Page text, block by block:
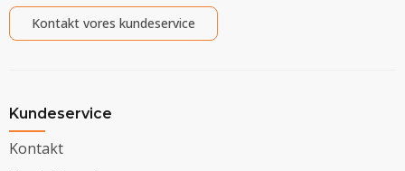
Kontakt vores kundeservice
Kundeservice
Kontakt